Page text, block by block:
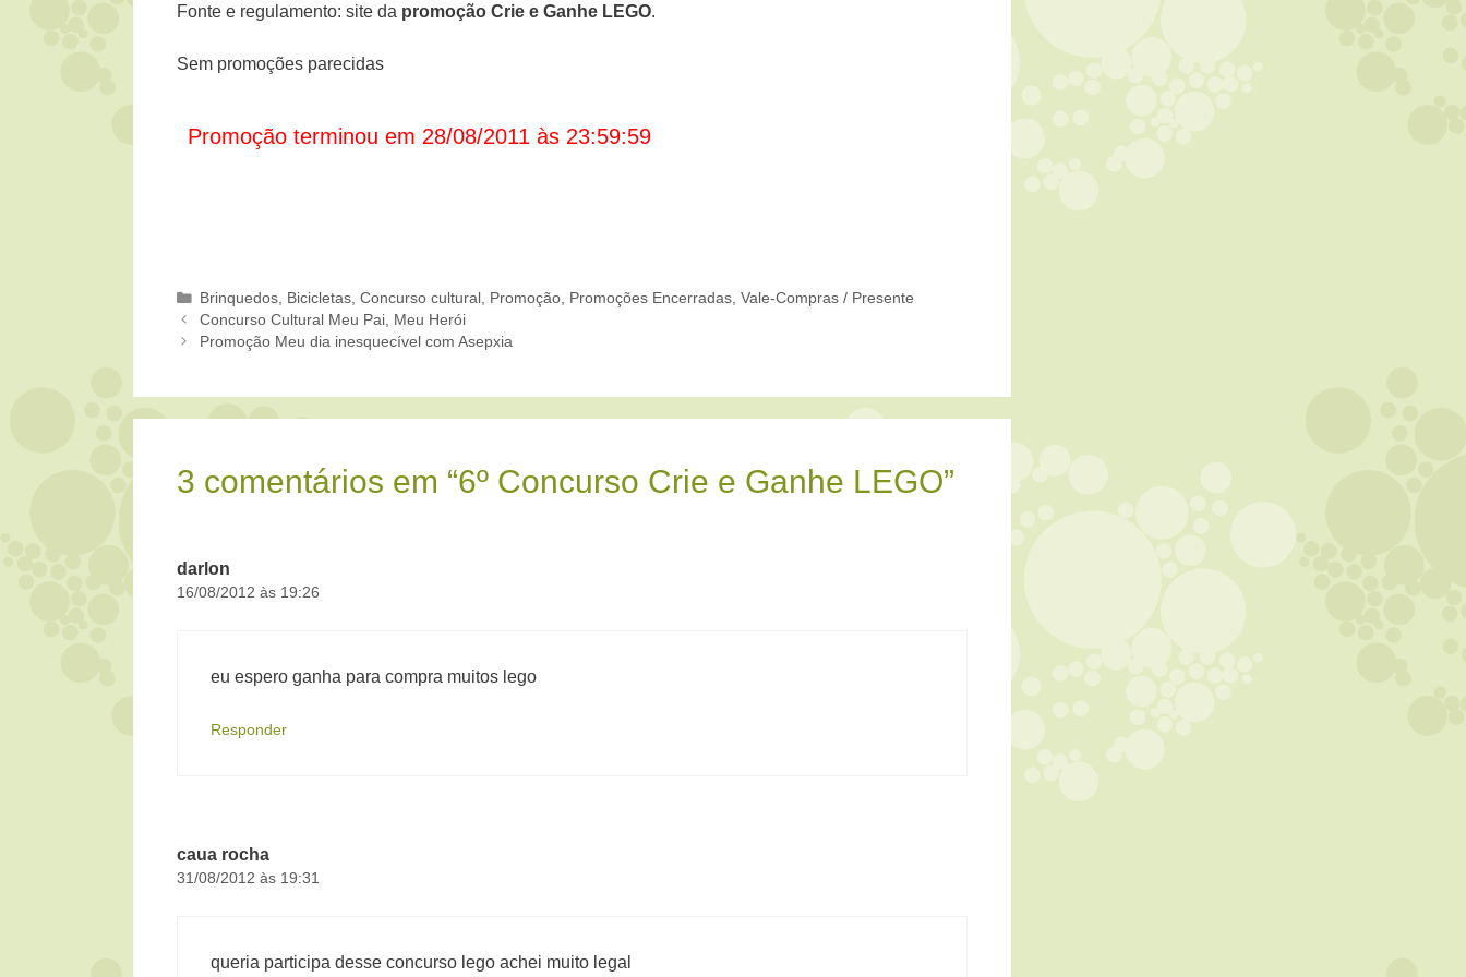
Fonte e regulamento: site da promoção Crie e Ganhe LEGO.
Sem promoções parecidas
Promoção terminou em 28/08/2011 às 23:59:59
Categorias
Brinquedos, Bicicletas ,Concurso cultural Promoção Promoções Encerradas ,Vale-Compras / Presente
Concurso Cultural Meu Pai, Meu Herói
Promoção Meu dia inesquecível com Asepxia
3 comentários em “6º Concurso Crie e Ganhe LEGO”
darlon
16/08/2012 às 19:26
eu espero ganha para compra muitos lego
Responder
caua rocha
31/08/2012 às 19:31
queria participa desse concurso lego achei muito legal